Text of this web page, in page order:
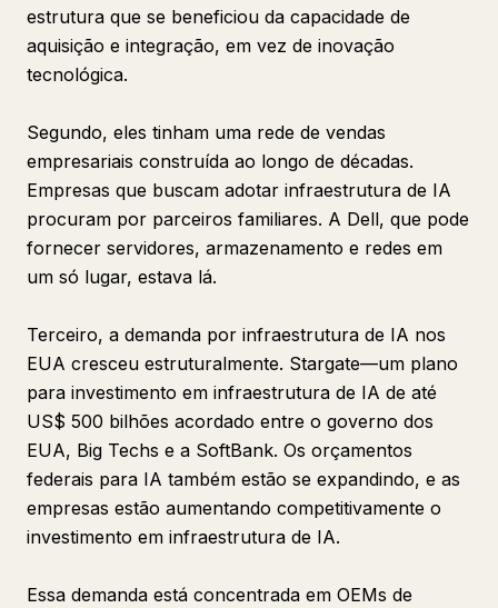
estrutura que se beneficiou da capacidade de
aquisição e integração, em vez de inovação
tecnológica.
Segundo, eles tinham uma rede de vendas
empresariais construída ao longo de décadas.
Empresas que buscam adotar infraestrutura de IA
procuram por parceiros familiares. A Dell, que pode
fornecer servidores, armazenamento e redes em
um só lugar, estava lá.
Terceiro, a demanda por infraestrutura de IA nos
EUA cresceu estruturalmente. Stargate—um plano
para investimento em infraestrutura de IA de até
US$ 500 bilhões acordado entre o governo dos
EUA, Big Techs e a SoftBank. Os orçamentos
federais para IA também estão se expandindo, e as
empresas estão aumentando competitivamente o
investimento em infraestrutura de IA.
Essa demanda está concentrada em OEMs de